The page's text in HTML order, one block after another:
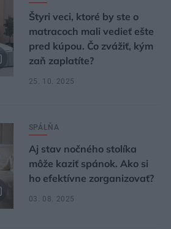
Štyri veci, ktoré by ste o
matracoch mali vedieť ešte
pred kúpou. Čo zvážiť, kým
zaň zaplatíte?
25. 10. 2025
SPÁLŇA
Aj stav nočného stolíka
môže kaziť spánok. Ako si
ho efektívne zorganizovať?
03. 08. 2025